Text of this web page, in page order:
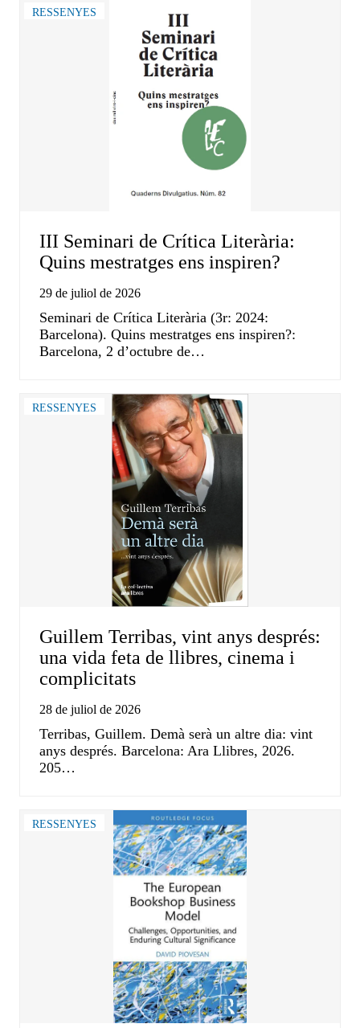
RESSENYES
III Seminari de Crítica Literària:
Quins mestratges ens inspiren?
29 de juliol de 2026
Seminari de Crítica Literària (3r: 2024:
Barcelona). Quins mestratges ens inspiren?:
Barcelona, 2 d’octubre de…
RESSENYES
Guillem Terribas, vint anys després:
una vida feta de llibres, cinema i
complicitats
28 de juliol de 2026
Terribas, Guillem. Demà serà un altre dia: vint
anys després. Barcelona: Ara Llibres, 2026.
205…
RESSENYES